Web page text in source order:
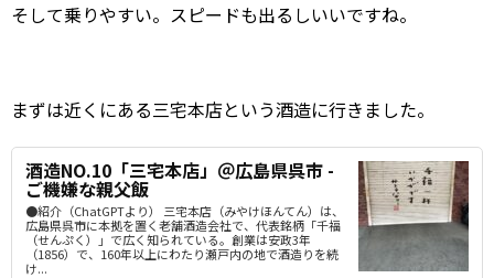
そして乗りやすい。スピードも出るしいいですね。
まずは近くにある三宅本店という酒造に行きました。
酒造NO.10「三宅本店」＠広島県呉市 -
ご機嫌な親父飯
●紹介（ChatGPTより） 三宅本店（みやけほんてん）は、
広島県呉市に本拠を置く老舗酒造会社で、代表銘柄「千福
（せんぷく）」で広く知られている。創業は安政3年
（1856）で、160年以上にわたり瀬戸内の地で酒造りを続
け...